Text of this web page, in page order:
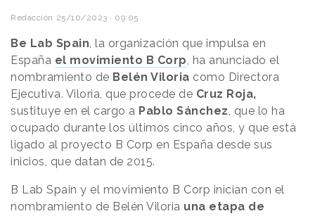
Redacción 25/10/2023 · 09:05
Be Lab Spain, la organización que impulsa en
España el movimiento B Corp, ha anunciado el
nombramiento de Belén Viloria como Directora
Ejecutiva. Viloria, que procede de Cruz Roja,
sustituye en el cargo a Pablo Sánchez, que lo ha
ocupado durante los últimos cinco años, y que está
ligado al proyecto B Corp en España desde sus
inicios, que datan de 2015.
B Lab Spain y el movimiento B Corp inician con el
nombramiento de Belén Viloria una etapa de